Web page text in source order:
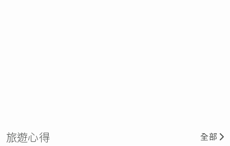
旅遊心得 全部